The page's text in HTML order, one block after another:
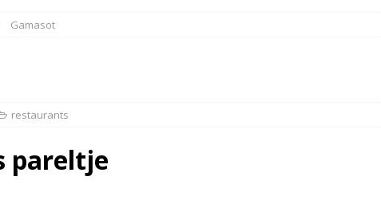
Gamasot
restaurants
pareltje